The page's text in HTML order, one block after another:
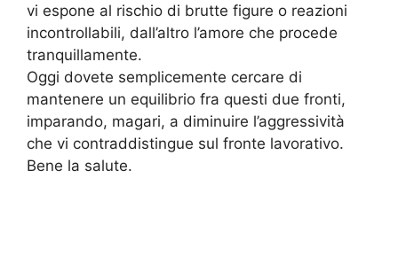
vi espone al rischio di brutte figure o reazioni
incontrollabili, dall’altro l’amore che procede
tranquillamente.
Oggi dovete semplicemente cercare di
mantenere un equilibrio fra questi due fronti,
imparando, magari, a diminuire l’aggressività
che vi contraddistingue sul fronte lavorativo.
Bene la salute.